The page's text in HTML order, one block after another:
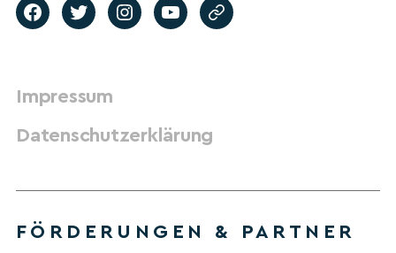
Impressum
Datenschutzerklärung
FÖRDERUNGEN & PARTNER